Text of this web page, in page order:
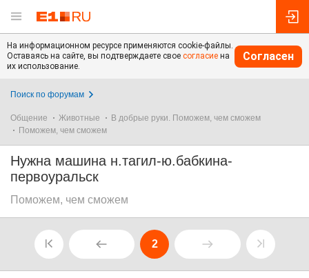
На информационном ресурсе применяются cookie-файлы.
Оставаясь на сайте, вы подтверждаете свое согласие на
их использование.
Согласен
Поиск по форумам
Общение Животные
В добрые руки. Поможем, чем сможем
Поможем, чем сможем
Нужна машина н.тагил-ю.бабкина-
первоуральск
Поможем, чем сможем
2